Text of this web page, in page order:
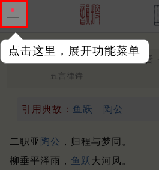
点击这里，展开功能菜单
送元赞府重任龙门县 中唐 ·
五言律诗
引用典故： 鱼跃 陶公
二职亚 陶公 ，归程与梦同。
柳垂平泽雨， 鱼跃大河风。